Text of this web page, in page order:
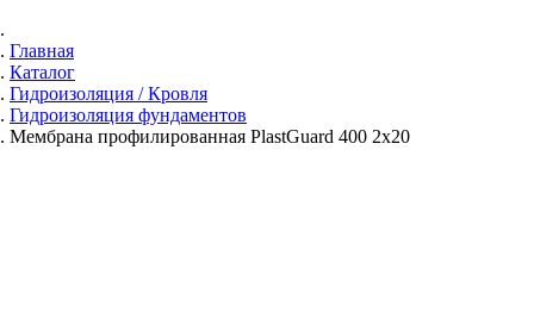
Главная
Каталог
Гидроизоляция / Кровля
Гидроизоляция фундаментов
Мембрана профилированная PlastGuard 400 2х20